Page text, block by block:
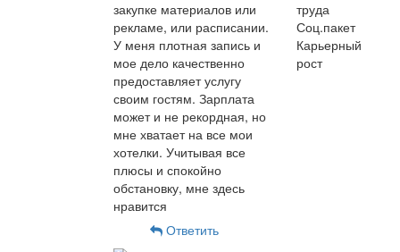
закупке материалов или
рекламе, или расписании.
У меня плотная запись и
мое дело качественно
предоставляет услугу
своим гостям. Зарплата
может и не рекордная, но
мне хватает на все мои
хотелки. Учитывая все
плюсы и спокойно
обстановку, мне здесь
нравится
труда
Соц.пакет
Карьерный
рост
Ответить